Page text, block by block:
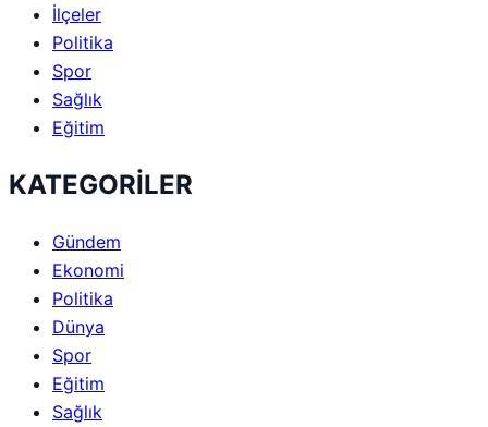
İlçeler
Politika
Spor
Sağlık
Eğitim
KATEGORİLER
Gündem
Ekonomi
Politika
Dünya
Spor
Eğitim
Sağlık